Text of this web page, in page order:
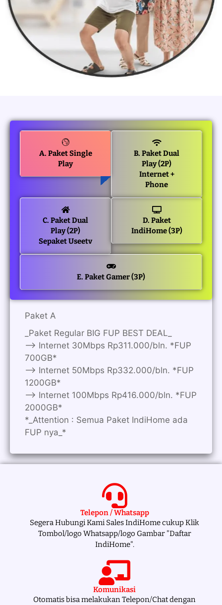
A. Paket Single
Play
B. Paket Dual
Play (2P)
Internet +
Phone
C. Paket Dual
Play (2P)
Sepaket Useetv
D. Paket
IndiHome (3P)
E. Paket Gamer (3P)
Paket A
_Paket Regular BIG FUP BEST DEAL_
—> Internet 30Mbps Rp311.000/bln. *FUP
700GB*
—> Internet 50Mbps Rp332.000/bln. *FUP
1200GB*
—> Internet 100Mbps Rp416.000/bln. *FUP
2000GB*
*_Attention : Semua Paket IndiHome ada
FUP nya_*
Telepon / Whatsapp
Segera Hubungi Kami Sales IndiHome cukup Klik
Tombol/logo Whatsapp/logo Gambar "Daftar
IndiHome".
Komunikasi
Otomatis bisa melakukan Telepon/Chat dengan